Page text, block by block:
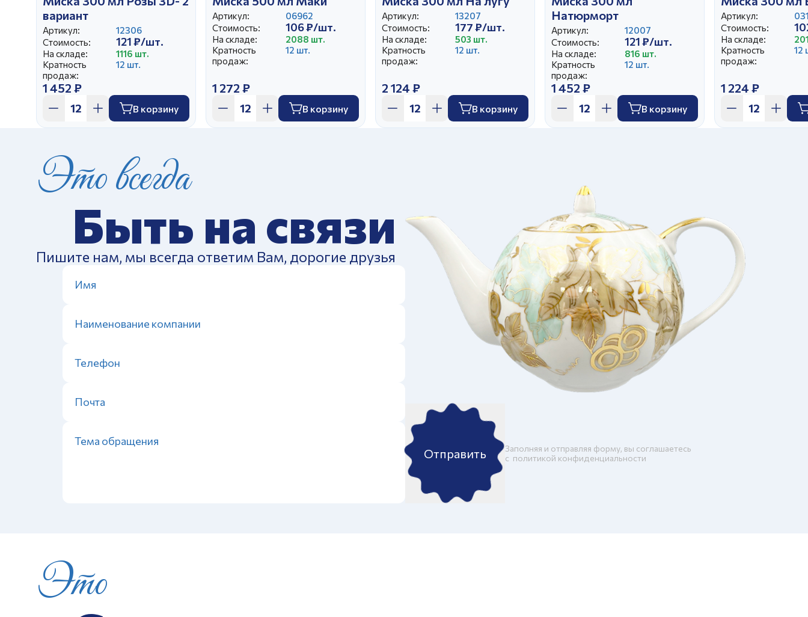
вариант
Артикул:
12306
Стоимость:
121 ₽/шт.
На складе:
1116 шт.
Кратность
продаж:
12 шт.
1 452 ₽
В корзину
Артикул:
06962
Стоимость:
106 ₽/шт.
На складе:
2088 шт.
Кратность
продаж:
12 шт.
1 272 ₽
В корзину
Артикул:
13207
Стоимость:
177 ₽/шт.
На складе:
503 шт.
Кратность
продаж:
12 шт.
2 124 ₽
В корзину
Натюрморт
Артикул:
12007
Стоимость:
121 ₽/шт.
На складе:
816 шт.
Кратность
продаж:
12 шт.
1 452 ₽
В корзину
Артикул:
Стоимость:
На складе:
Кратность
продаж:
12
1 224 ₽
Это всегда
Быть на связи
Пишите нам, мы всегда ответим Вам, дорогие друзья
Отправить
Заполняя и отправляя форму, вы соглашаетесь
c политикой конфиденциальности
Это